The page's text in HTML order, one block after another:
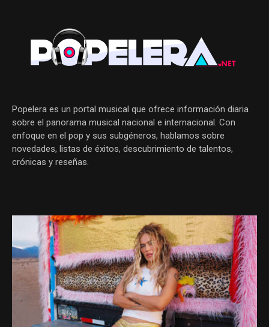
Popelera es un portal musical que ofrece información diaria
sobre el panorama musical nacional e internacional. Con
enfoque en el pop y sus subgéneros, hablamos sobre
novedades, listas de éxitos, descubrimiento de talentos,
crónicas y reseñas.